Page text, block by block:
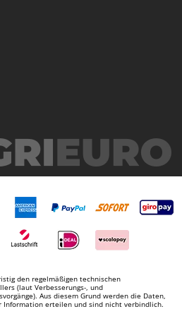
den regelmäßigen technischen
(laut Verbesserungs-, und
Aus diesem Grund werden die Daten,
Information erteilen und sind nicht verbindlich.